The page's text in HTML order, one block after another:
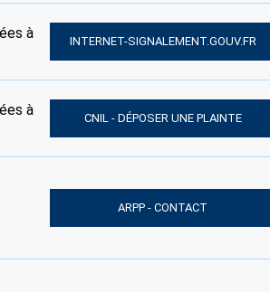
à
INTERNET-SIGNALEMENT.GOUV.FR
à
CNIL - DÉPOSER UNE PLAINTE
ARPP - CONTACT